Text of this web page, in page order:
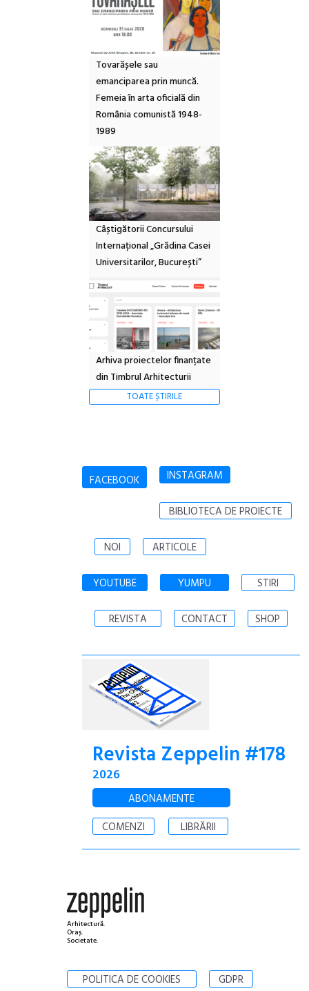
Tovarășele sau
emanciparea prin muncă.
Femeia în arta oficială din
România comunistă 1948-
1989
Câștigătorii Concursului
Internațional „Grădina Casei
Universitarilor, București”
Arhiva proiectelor finanțate
din Timbrul Arhitecturii
TOATE ȘTIRILE
FACEBOOK INSTAGRAM
BIBLIOTECA DE PROIECTE
NOI ARTICOLE
YOUTUBE YUMPU STIRI
REVISTA CONTACT SHOP
Revista Zeppelin #178
2026
ABONAMENTE
COMENZI
LIBRĂRII
Arhitectură.
Oraș.
Societate.
POLITICA DE COOKIES GDPR